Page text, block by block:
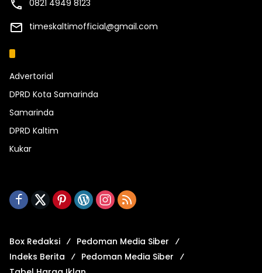
0821 4949 8123
timeskaltimofficial@gmail.com
Advertorial
DPRD Kota Samarinda
Samarinda
DPRD Kaltim
Kukar
Box Redaksi
Pedoman Media Siber
Indeks Berita
Pedoman Media Siber